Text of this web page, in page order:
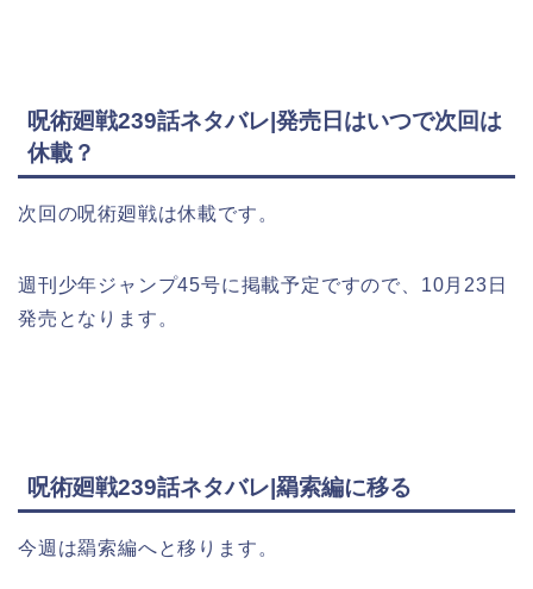
呪術廻戦239話ネタバレ|発売日はいつで次回は
休載？
次回の呪術廻戦は休載です。
週刊少年ジャンプ45号に掲載予定ですので、10月23日
発売となります。
呪術廻戦239話ネタバレ|羂索編に移る
今週は羂索編へと移ります。